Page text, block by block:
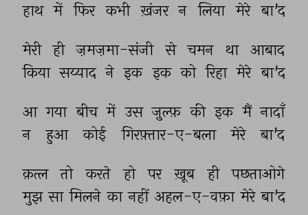
हाथ में फिर कभी ख़ंजर न लिया मेरे बा'द
मेरी ही ज़मज़मा-संजी से चमन था आबाद
किया सय्याद ने इक इक को रिहा मेरे बा'द
आ गया बीच में उस ज़ुल्फ़ की इक मैं नादाँ
न
हुआ कोई गिरफ़्तार-ए-बला मेरे बा'द
क़त्ल तो करते हो पर ख़ूब ही
पछताओगे
मुझ सा मिलने का नहीं अहल-ए-वफ़ा मेरे बा'द